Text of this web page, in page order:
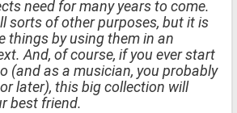
need for many years to come.
sorts of other purposes, but it is
things by using them in an
And, of course, if you ever start
(and as a musician, you probably
later), this big collection will
best friend.